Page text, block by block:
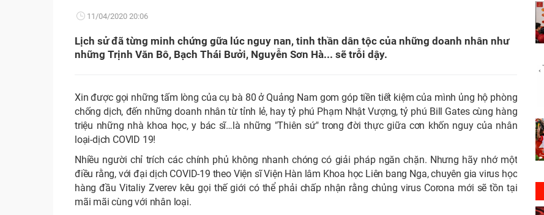
11/04/2020 20:06
Lịch sử đã từng minh chứng gữa lúc nguy nan, tinh thần dân tộc của những doanh nhân như
những Trịnh Văn Bô, Bạch Thái Bưởi, Nguyễn Sơn Hà... sẽ trỗi dậy.
Xin được gọi những tấm lòng của cụ bà 80 ở Quảng Nam gom góp tiền tiết kiệm của mình ủng hộ phòng
chống dịch, đến những doanh nhân từ tỉnh lẻ, hay tỷ phú Phạm Nhật Vượng, tỷ phú Bill Gates cùng hàng
triệu những nhà khoa học, y bác sĩ…là những "Thiên sứ" trong đời thực giữa cơn khốn nguy của nhân
loại-dịch COVID 19!
Nhiều người chỉ trích các chính phủ không nhanh chóng có giải pháp ngăn chặn. Nhưng hãy nhớ một
điều rằng, với đại dịch COVID-19 theo Viện sĩ Viện Hàn lâm Khoa học Liên bang Nga, chuyên gia virus học
hàng đầu Vitaliy Zverev kêu gọi thế giới có thể phải chấp nhận rằng chủng virus Corona mới sẽ tồn tại
mãi mãi cùng với nhân loại.